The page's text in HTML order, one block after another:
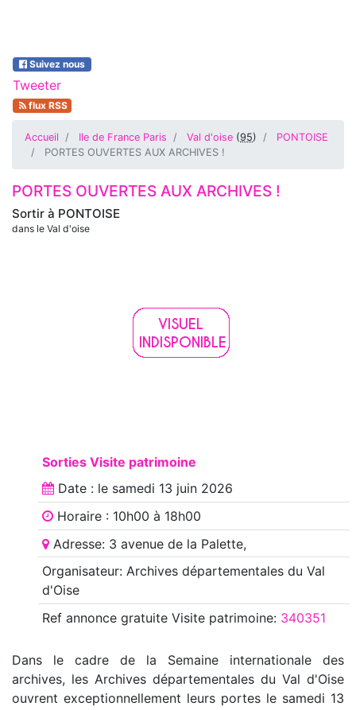
Suivez nous
Tweeter
flux RSS
Accueil Ile de France Paris Val d'oise (95)
PONTOISE
PORTES OUVERTES AUX ARCHIVES !
Sortir à PONTOISE
dans le Val d'oise
PORTES OUVERTES AUX ARCHIVES !
Sorties Visite patrimoine
Date : le samedi 13 juin 2026
Horaire : 10h00 à 18h00
Adresse: 3 avenue de la Palette,
Organisateur: Archives départementales du Val
d'Oise
Ref annoncegratuite Visite patrimoine: 340351
Dans le cadre de la Semaine internationale des
archives, les Archives départementales du Val d'Oise
ouvrent exceptionnellement leurs portes le samedi 13